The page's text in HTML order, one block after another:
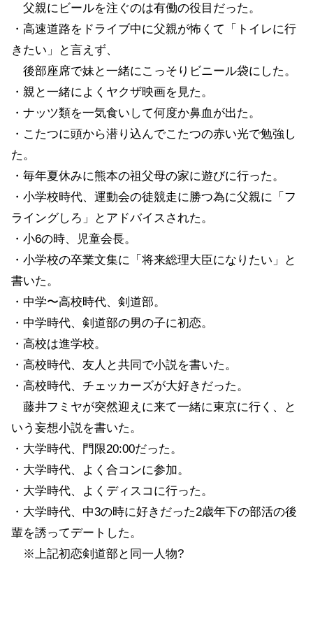
父親にビールを注ぐのは有働の役目だった。
・高速道路をドライブ中に父親が怖くて「トイレに行
きたい」と言えず、
後部座席で妹と一緒にこっそりビニール袋にした。
・親と一緒によくヤクザ映画を見た。
・ナッツ類を一気食いして何度か鼻血が出た。
・こたつに頭から潜り込んでこたつの赤い光で勉強し
た。
・毎年夏休みに熊本の祖父母の家に遊びに行った。
・小学校時代、運動会の徒競走に勝つ為に父親に「フ
ライングしろ」とアドバイスされた。
・小6の時、児童会長。
・小学校の卒業文集に「将来総理大臣になりたい」と
書いた。
・中学〜高校時代、剣道部。
・中学時代、剣道部の男の子に初恋。
・高校は進学校。
・高校時代、友人と共同で小説を書いた。
・高校時代、チェッカーズが大好きだった。
藤井フミヤが突然迎えに来て一緒に東京に行く、と
いう妄想小説を書いた。
・大学時代、門限20:00だった。
・大学時代、よく合コンに参加。
・大学時代、よくディスコに行った。
・大学時代、中3の時に好きだった2歳年下の部活の後
輩を誘ってデートした。
※上記初恋剣道部と同一人物?